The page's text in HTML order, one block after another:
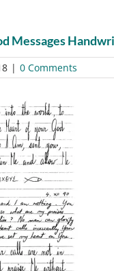
Messages
| 0 Comments